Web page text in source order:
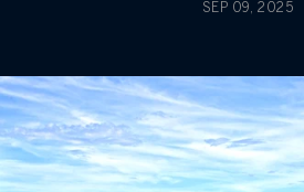
SEP 09, 2025